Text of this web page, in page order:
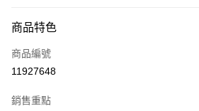
１．於結帳方式選擇「AFTEE先享後付」後，
２．訂單成立數日內，您將收到繳費通知簡訊。
３．收到繳費通知簡訊後14天內，點擊此簡訊中
購買商品的店家。未經商家同意取消之訂單仍視
免運費
免運費
商品特色
商品編號
11927648
銷售重點